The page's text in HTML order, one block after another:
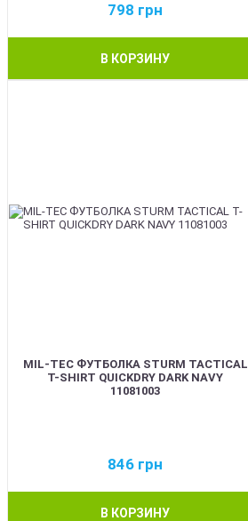
798 грн
В КОРЗИНУ
MIL-TEC ФУТБОЛКА STURM TACTICAL
T-SHIRT QUICKDRY DARK NAVY
11081003
846 грн
В КОРЗИНУ